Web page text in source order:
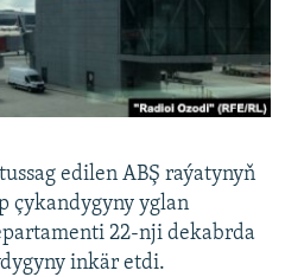
edilen ABŞ raýatynyň
çykandygyny yglan
22-nji dekabrda
inkär etdi.